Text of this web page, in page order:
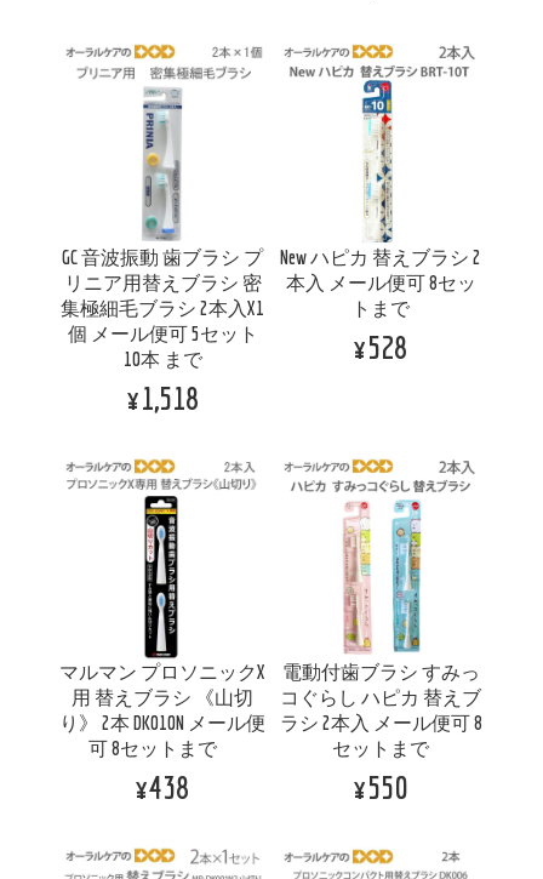
GC 音波振動 歯ブラシ プ
リニア用替えブラシ 密
集極細毛ブラシ 2本入X1
個 メール便可 5セット
10本 まで
¥1,518
New ハピカ 替えブラシ 2
本入 メール便可 8セッ
トまで
¥528
マルマン プロソニックX
用 替えブラシ 《山切
り》 2本 DK010N メール便
可 8セットまで
¥438
電動付歯ブラシ すみっ
コぐらし ハピカ 替えブ
ラシ 2本入 メール便可 8
セットまで
¥550